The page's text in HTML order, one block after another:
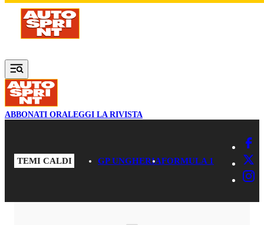
Vai al contenuto principale
ABBONATI ORALEGGI LA RIVISTA
TEMI CALDI GP UNGHERIAFORMULA 1